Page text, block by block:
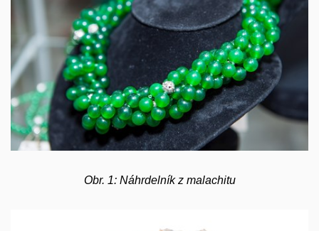
Obr. 1: Náhrdelník z malachitu